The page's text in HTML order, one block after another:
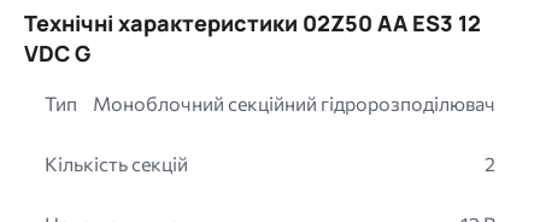
Технічні характеристики 02Z50 AA ES3 12
VDC G
Тип Моноблочний секційний гідророзподілювач
Кількість секцій 2